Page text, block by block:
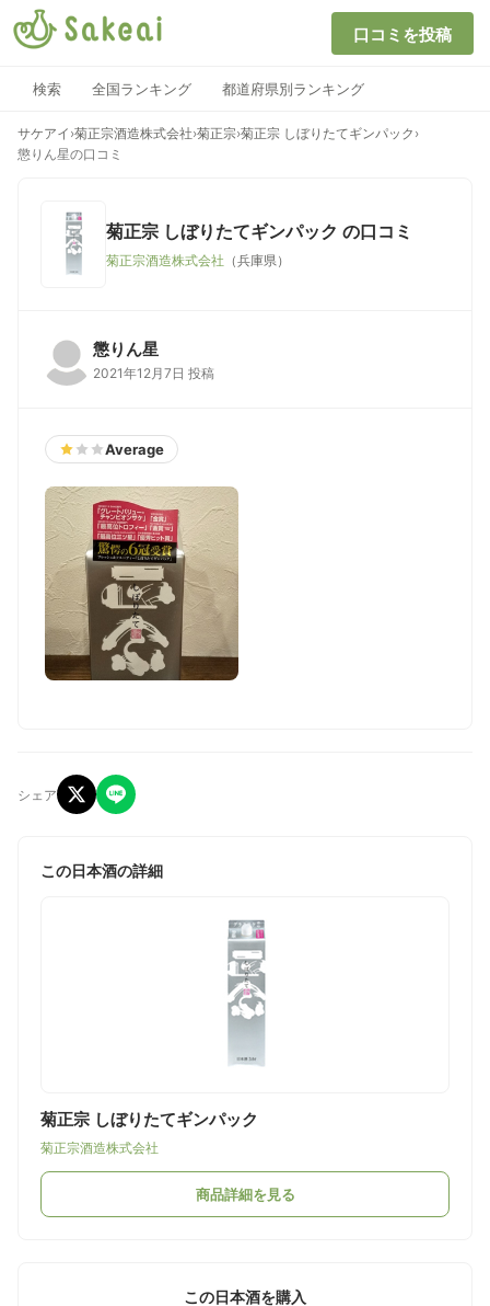
口コミを投稿
検索 全国ランキング 都道府県別ランキング
サケアイ ›菊正宗酒造株式会社›菊正宗›菊正宗 しぼりたてギンパック ›
懲りん星の口コミ
菊正宗 しぼりたてギンパック の口コミ
菊正宗酒造株式会社 （兵庫県）
懲りん星
2021年12月7日 投稿
Average
シェア
この日本酒の詳細
菊正宗 しぼりたてギンパック
菊正宗酒造株式会社
商品詳細を見る
この日本酒を購入